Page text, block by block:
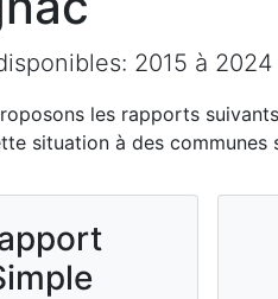
2015 à 2024
les rapports
situation à des communes